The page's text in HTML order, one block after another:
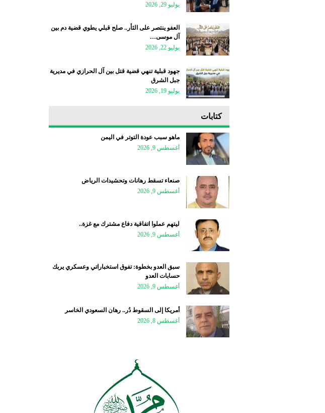
يوليو 29, 2026
العفو ينتصر على الثأر.. صلح قبلي يطوي قضية دم بين
آل موسى…
يوليو 22, 2026
جهود قبلية تنهي قضية قتل بين آل الحرازي في مديرية
جبل الشرق
يوليو 19, 2026
كتابات
ماهو سبب عودة التوتر في اليمن
أغسطس 9, 2026
صنعاء تسقط رهانات وتحشيدات الرياض
أغسطس 9, 2026
ليتهم عملوا اتفاقية دفاع مشترك مع غزة..
أغسطس 9, 2026
سبق العدو بخطوة: تفوق استخباراتي وعسكري يربك
حسابات العدو
أغسطس 9, 2026
أمريكا إلى السقوط دُر.. رهان السعودي الخاسر
أغسطس 8, 2026